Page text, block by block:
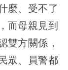
麼、受不了
而母親見到
雙方關係，
眾、員警都